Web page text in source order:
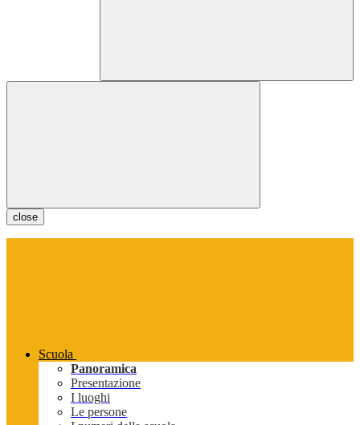
close
Scuola
Panoramica
Presentazione
I luoghi
Le persone